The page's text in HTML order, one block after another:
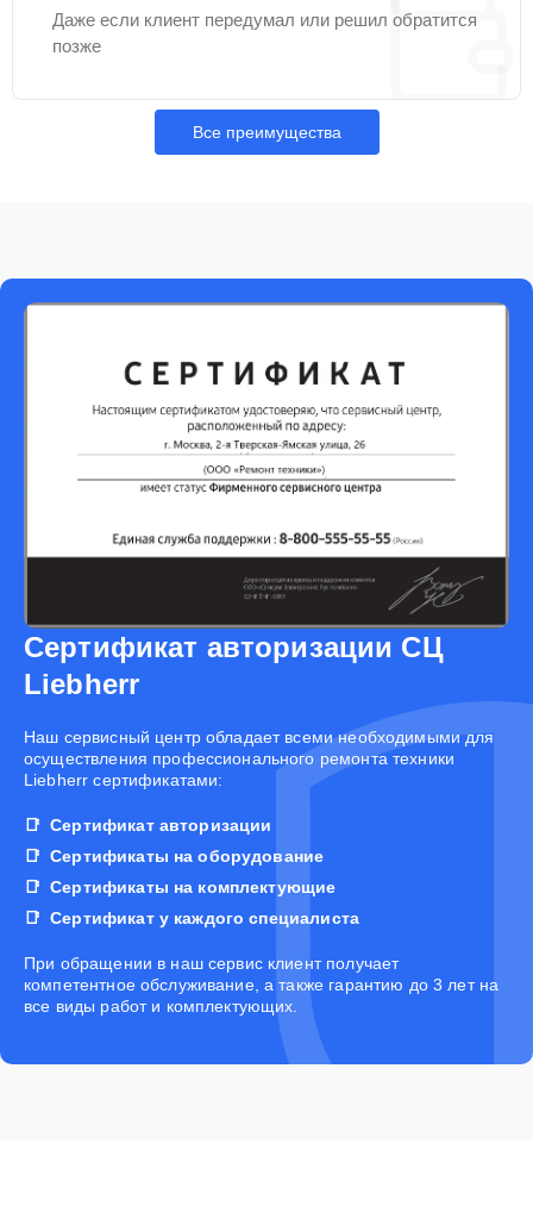
Даже если клиент передумал или решил обратится
позже
Все преимущества
Сертификат авторизации СЦ
Liebherr
Наш сервисный центр обладает всеми необходимыми для
осуществления профессионального ремонта техники
Liebherr сертификатами:
Сертификат авторизации
Сертификаты на оборудование
Сертификаты на комплектующие
Сертификат у каждого специалиста
При обращении в наш сервис клиент получает
компетентное обслуживание, а также гарантию до 3 лет на
все виды работ и комплектующих.